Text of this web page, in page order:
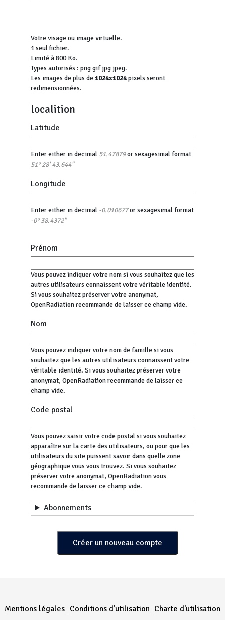
Votre visage ou image virtuelle.
1 seul fichier.
Limité à 800 Ko.
Types autorisés : png gif jpg jpeg.
Les images de plus de 1024x1024pixels seront
redimensionnées.
localition
Latitude
Enter either in decimal 51.47879or sexagesimal format
51° 28' 43.644"
Longitude
Enter either in decimal -0.010677or sexagesimal format
-0° 38.4372"
Prénom
Vous pouvez indiquer votre nom si vous souhaitez que les
autres utilisateurs connaissent votre véritable identité.
Si vous souhaitez préserver votre anonymat,
OpenRadiation recommande de laisser ce champ vide.
Nom
Vous pouvez indiquer votre nom de famille si vous
souhaitez que les autres utilisateurs connaissent votre
véritable identité. Si vous souhaitez préserver votre
anonymat, OpenRadiation recommande de laisser ce
champ vide.
Code postal
Vous pouvez saisir votre code postal si vous souhaitez
apparaître sur la carte des utilisateurs, ou pour que les
utilisateurs du site puissent savoir dans quelle zone
géographique vous vous trouvez. Si vous souhaitez
préserver votre anonymat, OpenRadiation vous
recommande de laisser ce champ vide.
Abonnements
Mentions légales Conditions d'utilisation Charte d'utilisation